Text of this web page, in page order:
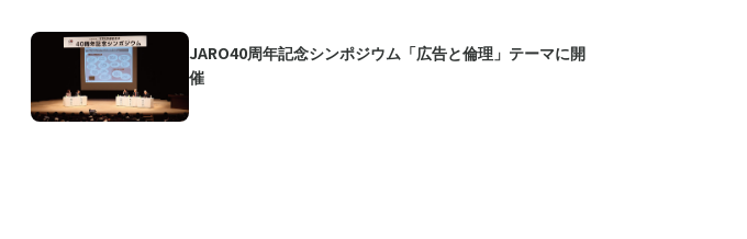
JARO40周年記念シンポジウム「広告と倫理」テーマに開
催